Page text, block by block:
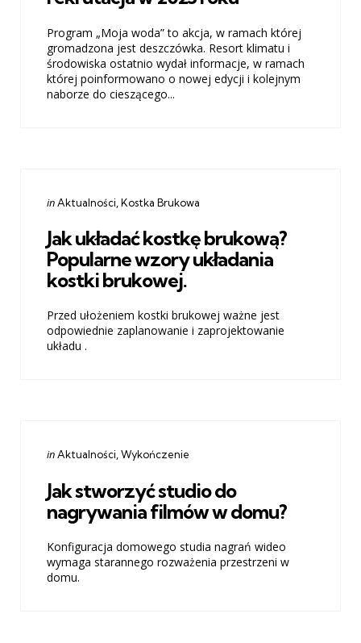
Program „Moja woda” to akcja, w ramach której
gromadzona jest deszczówka. Resort klimatu i
środowiska ostatnio wydał informacje, w ramach
której poinformowano o nowej edycji i kolejnym
naborze do cieszącego...
Categories
Posted
inAktualności Kostka Brukowa
Jak układać kostkę brukową?
Popularne wzory układania
kostki brukowej.
Przed ułożeniem kostki brukowej ważne jest
odpowiednie zaplanowanie i zaprojektowanie
układu .
Categories
Posted
inAktualności Wykończenie
Jak stworzyć studio do
nagrywania filmów w domu?
Konfiguracja domowego studia nagrań wideo
wymaga starannego rozważenia przestrzeni w
domu.